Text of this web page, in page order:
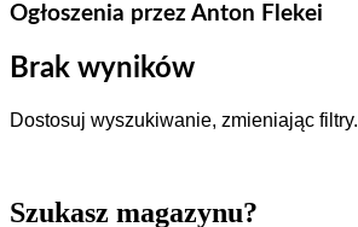
Ogłoszenia przez Anton Flekei
Brak wyników
Dostosuj wyszukiwanie, zmieniając filtry.
Szukasz magazynu?